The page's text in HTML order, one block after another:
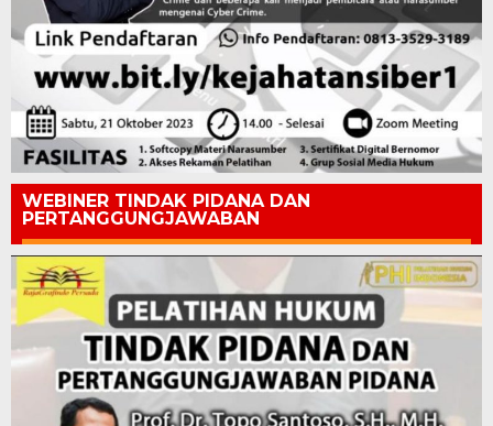
WEBINER TINDAK PIDANA DAN
PERTANGGUNGJAWABAN